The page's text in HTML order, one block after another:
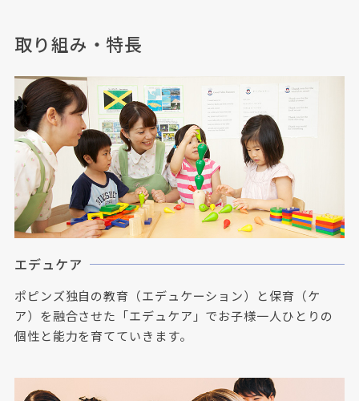
取り組み・特長
エデュケア
ポピンズ独自の教育（エデュケーション）と保育（ケ
ア）を融合させた「エデュケア」でお子様一人ひとりの
個性と能力を育てていきます。